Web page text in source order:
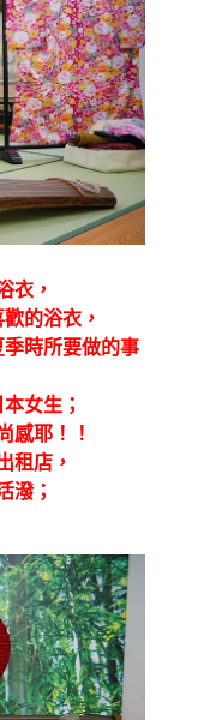
衣，
的浴衣，
時所要做的事
女生；
感耶！！
租店，
潑；